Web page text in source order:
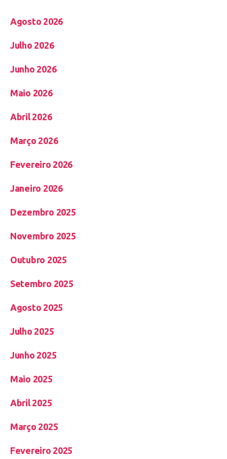
Agosto 2026
Julho 2026
Junho 2026
Maio 2026
Abril 2026
Março 2026
Fevereiro 2026
Janeiro 2026
Dezembro 2025
Novembro 2025
Outubro 2025
Setembro 2025
Agosto 2025
Julho 2025
Junho 2025
Maio 2025
Abril 2025
Março 2025
Fevereiro 2025